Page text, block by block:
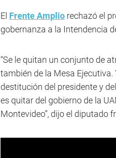
El Frente Amplio rechazó el
gobernanza a la Intendencia
“Se le quitan un conjunto de
también de la Mesa
destitución del presidente y
es quitar del gobierno de la
Montevideo”, dijo el diputado